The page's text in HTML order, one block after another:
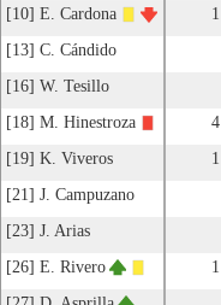
[10] E. Cardona
1
[13] C. Cándido
[16] W. Tesillo
[18] M. Hinestroza
4
[19] K. Viveros
1
[21] J. Campuzano
[23] J. Arias
[26] E. Rivero
1